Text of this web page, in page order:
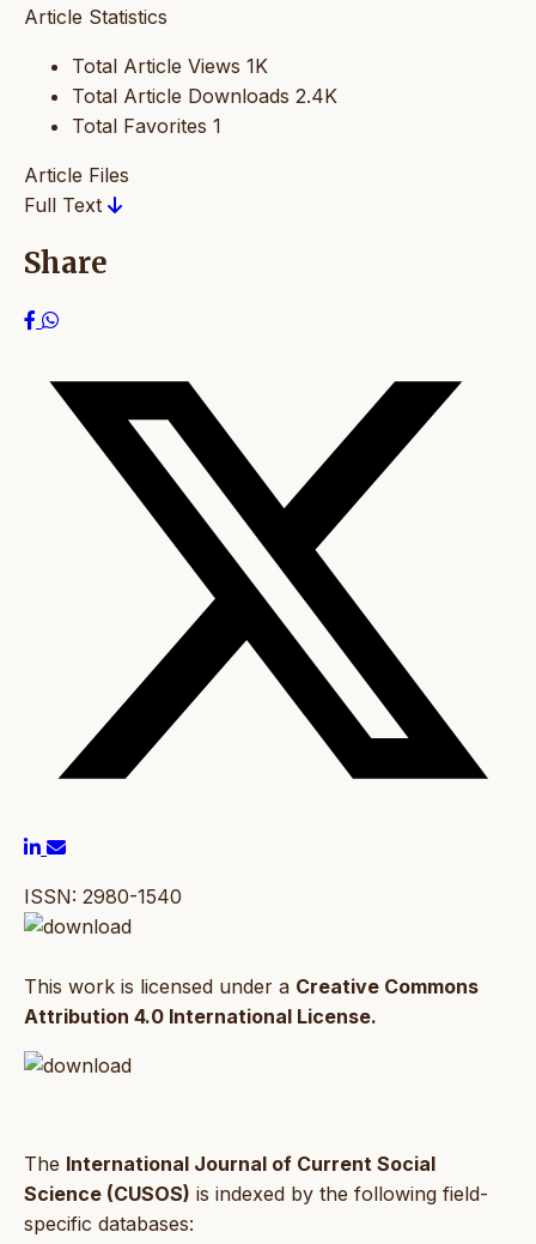
Article Statistics
Total Article Views 1K
Total Article Downloads 2.4K
Total Favorites 1
Article Files
Full Text
Share
ISSN: 2980-1540
This work is licensed under a Creative Commons
Attribution 4.0 International License.
The International Journal of Current Social
Science (CUSOS) is indexed by the following field-
specific databases: